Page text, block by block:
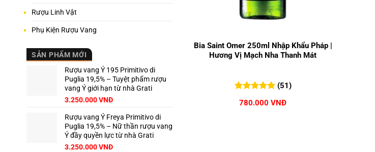
Rượu Linh Vật
Phụ Kiện Rượu Vang
SẢN PHẨM MỚI
Rượu vang Ý 195 Primitivo di
Puglia 19,5% – Tuyệt phẩm rượu
vang Ý giới hạn từ nhà Grati
3.250.000VNĐ
Rượu vang Ý Freya Primitivo di
Puglia 19,5% – Nữ thần rượu vang
Ý đầy quyền lực từ nhà Grati
3.250.000VNĐ
Bia Saint Omer 250ml Nhập Khẩu Pháp |
Hương Vị Mạch Nha Thanh Mát
đánh giá
(51)
780.000VNĐ